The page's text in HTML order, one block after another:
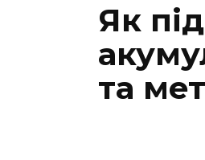
Як
та